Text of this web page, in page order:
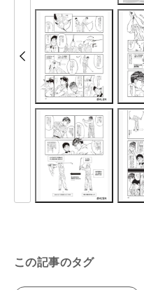
この記事のタグ